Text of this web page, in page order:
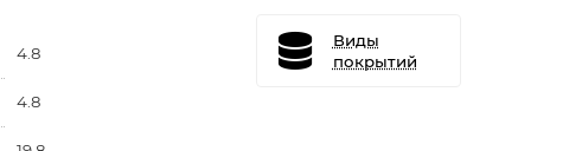
4.8
4.8
Виды
покрытий